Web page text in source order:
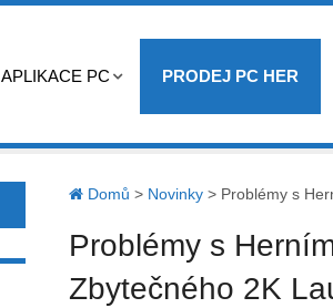
APLIKACE PC PRODEJ PC HER
Domů > Novinky> Problémy s
Problémy s
Zbytečného 2K